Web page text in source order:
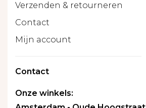
Verzenden & retourneren
Contact
Mijn account
Contact
Onze winkels: